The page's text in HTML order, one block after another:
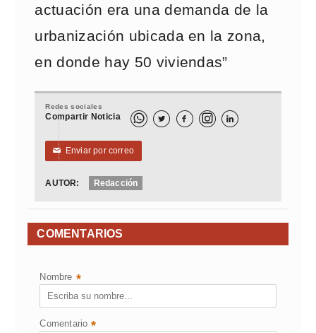
actuación era una demanda de la
urbanización ubicada en la zona,
en donde hay 50 viviendas”
Redes sociales
Compartir Noticia   
✉ Enviar por correo
AUTOR: Redacción
COMENTARIOS
Nombre *
Comentario *